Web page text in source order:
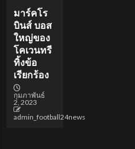
มาร์คโร
บินส์ บอส
ใหญ่ของ
โคเวนทรี
ทิ้งข้อ
เรียกร้อง
กุมภาพันธ์
2, 2023
admin_football24news